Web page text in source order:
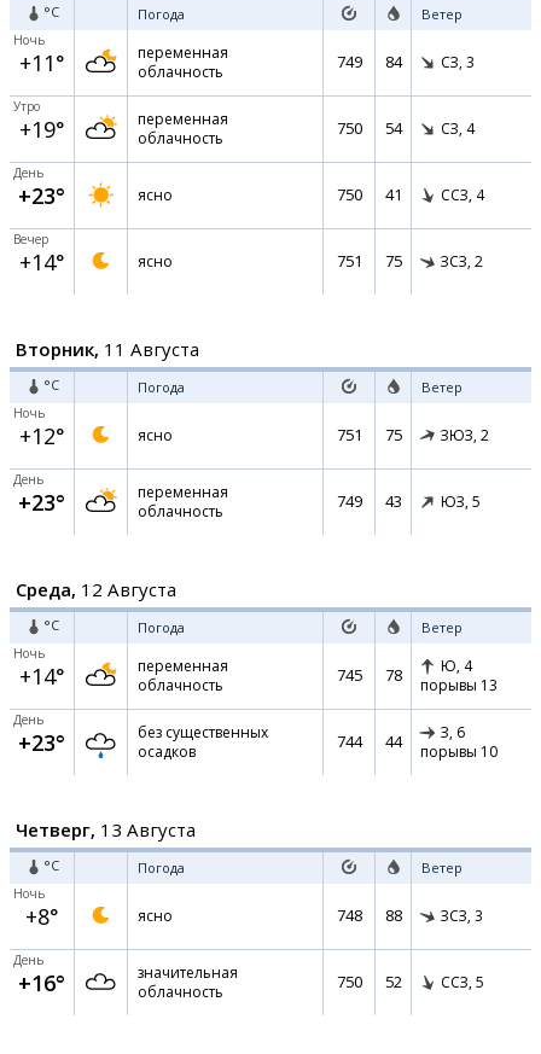
°C Погода Ветер
Ночь
+11°
переменная
облачность
749 84 СЗ, 3
Утро
+19°
переменная
облачность
750 54 СЗ, 4
День
+23° ясно 750 41 ССЗ, 4
Вечер
+14° ясно 751 75 ЗСЗ, 2
Вторник, 11 Августа
°C Погода Ветер
Ночь
+12° ясно 751 75 ЗЮЗ, 2
День
+23°
переменная
облачность
749 43 ЮЗ, 5
Среда, 12 Августа
°C Погода Ветер
Ночь
+14°
переменная
облачность
745 78 Ю, 4
порывы 13
День
+23°
без существенных
осадков
744 44 З, 6
порывы 10
Четверг, 13 Августа
°C Погода Ветер
Ночь
+8° ясно 748 88 ЗСЗ, 3
День
+16°
значительная
облачность
750 52 ССЗ, 5